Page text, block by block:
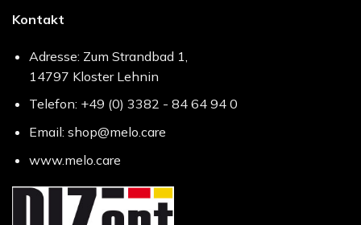
Kontakt
Adresse: Zum Strandbad 1,
14797 Kloster Lehnin
Telefon: +49 (0) 3382 - 84 64 94 0
Email: shop@melo.care
www.melo.care